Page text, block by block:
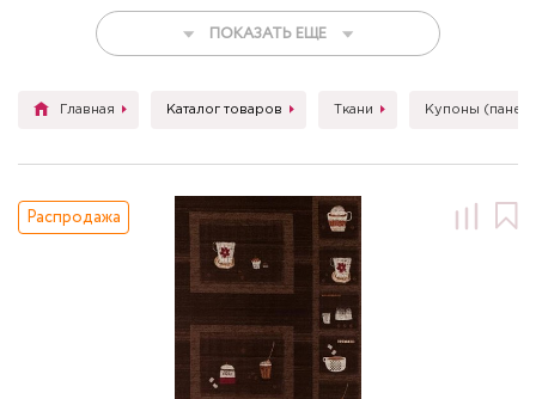
ПОКАЗАТЬ ЕЩЕ
Главная Каталог товаров Ткани Купоны
Распродажа